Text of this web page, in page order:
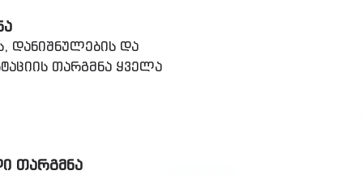
დანიშნულების და
თარგმნა ყველა
ᲗᲐᲠᲒᲛᲜᲐ